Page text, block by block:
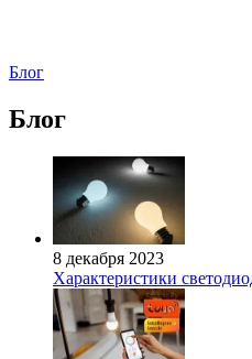
Блог
Блог
8 декабря 2023
Характеристики